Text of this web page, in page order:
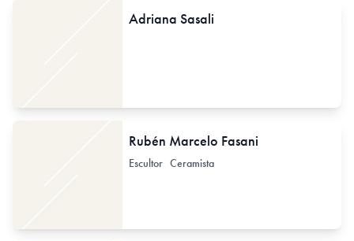
Adriana Sasali
Rubén Marcelo Fasani
Escultor Ceramista